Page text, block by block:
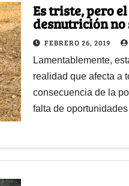
Es triste, pero
desnutrición no
de La Guajira
FEBRERO 26, 2019
Lamentablemente,
realidad que afecta a
consecuencia de la
falta de oportunidades